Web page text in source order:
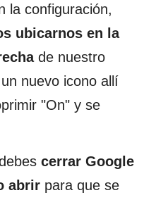
la configuración,
ubicarnos en la
de nuestro
nuevo icono allí
"On" y se
cerrar Google
abrir para que se